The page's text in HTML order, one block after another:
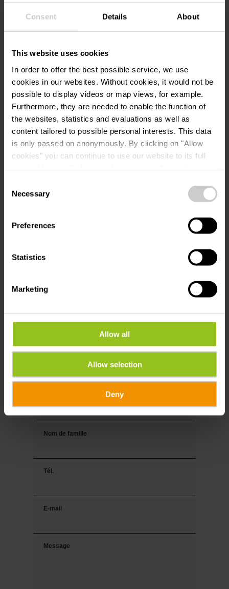
Consent Details About
This website uses cookies
In order to offer the best possible service, we use
cookies in our websites. Without cookies, it would not be
possible to display videos or map views, for example.
Furthermore, they are needed to enable the function of
the websites, statistics and evaluations as well as
content tailored to possible personal interests. This data
is only passed on anonymously. By clicking on "Allow
cookies" you can continue to use our website to its full
time.
Selection
Necessary
Preferences
Statistics
Marketing
Allow all
Allow selection
Deny
Planifier l’itinéraire
Demande
Vos données de voyage
Personnes
Nom de famille
Tél.
E-mail
Message